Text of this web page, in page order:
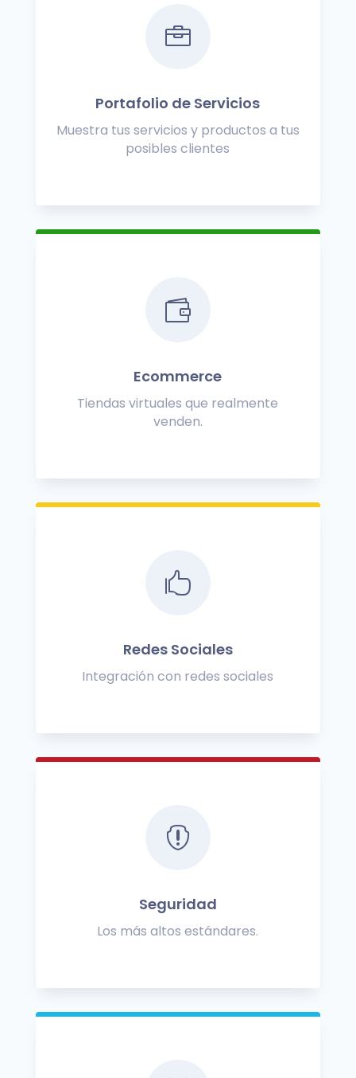

Portafolio de Servicios
Muestra tus servicios y productos a tus
posibles clientes

Ecommerce
Tiendas virtuales que realmente
venden.

Redes Sociales
Integración con redes sociales

Seguridad
Los más altos estándares.